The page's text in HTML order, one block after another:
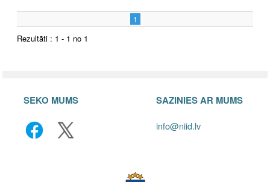
1
Rezultāti : 1 - 1 no 1
SEKO MUMS SAZINIES AR MUMS
info@niid.lv